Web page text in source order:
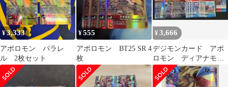
¥3,333
アポロモン パラレ
ル 2枚セット
¥555
アポロモン BT25 SR 4
枚
¥3,666
デジモンカード アポ
ロモン ディアナモ
ン 関連 SR以下 4
コン